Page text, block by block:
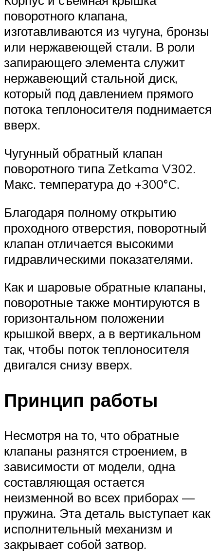
поворотного клапана,
изготавливаются из чугуна, бронзы
или нержавеющей стали. В роли
запирающего элемента служит
нержавеющий стальной диск,
который под давлением прямого
потока теплоносителя поднимается
вверх.
Чугунный обратный клапан
поворотного типа Zetkama V302.
Макс. температура до +300°C.
Благодаря полному открытию
проходного отверстия, поворотный
клапан отличается высокими
гидравлическими показателями.
Как и шаровые обратные клапаны,
поворотные также монтируются в
горизонтальном положении
крышкой вверх, а в вертикальном
так, чтобы поток теплоносителя
двигался снизу вверх.
Принцип работы
Несмотря на то, что обратные
клапаны разнятся строением, в
зависимости от модели, одна
составляющая остается
неизменной во всех приборах —
пружина. Эта деталь выступает как
исполнительный механизм и
закрывает собой затвор.